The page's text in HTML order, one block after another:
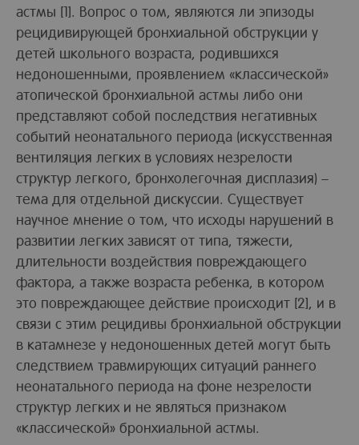
астмы [1]. Вопрос о том, являются ли эпизоды
рецидивирующей бронхиальной обструкции у
детей школьного возраста, родившихся
недоношенными, проявлением «классической»
атопической бронхиальной астмы либо они
представляют собой последствия негативных
событий неонатального периода (искусственная
вентиляция легких в условиях незрелости
структур легкого, бронхолегочная дисплазия) –
тема для отдельной дискуссии. Существует
научное мнение о том, что исходы нарушений в
развитии легких зависят от типа, тяжести,
длительности воздействия повреждающего
фактора, а также возраста ребенка, в котором
это повреждающее действие происходит [2], и в
связи с этим рецидивы бронхиальной обструкции
в катамнезе у недоношенных детей могут быть
следствием травмирующих ситуаций раннего
неонатального периода на фоне незрелости
структур легких и не являться признаком
«классической» бронхиальной астмы.